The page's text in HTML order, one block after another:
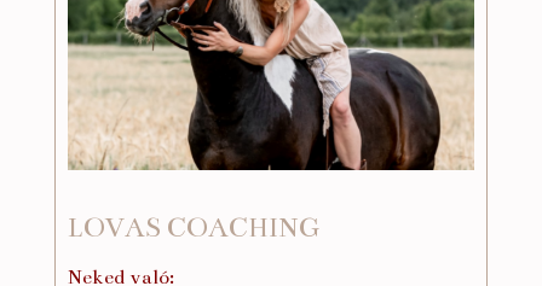
LOVAS COACHING
Neked való: